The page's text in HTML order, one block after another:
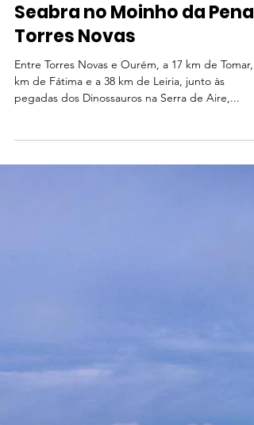
Alojamentos
Happy pet clients 🐾 Chico
Seabra no Moinho da Pena ,
Torres Novas
km de Fátima e a 38 km de Leiria, junto às